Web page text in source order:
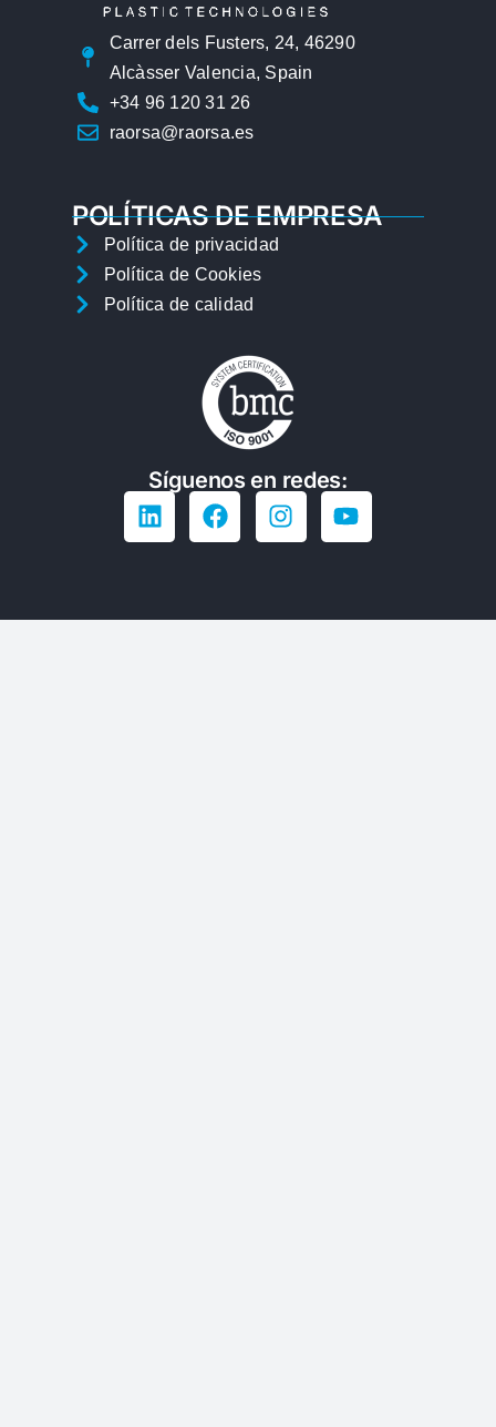
Carrer dels Fusters, 24, 46290
Alcàsser Valencia, Spain
+34 96 120 31 26
raorsa@raorsa.es
POLÍTICAS DE EMPRESA
Política de privacidad
Política de Cookies
Política de calidad
Síguenos en redes: